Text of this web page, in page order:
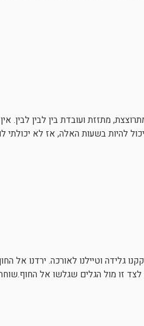
טוב יכול להיות בשעות האלה, אז לא
גלידה וטיילנו לאורכה. ירדנו אל
זו מול הגלים שגלשו אל